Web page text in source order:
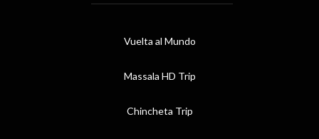
Vuelta al Mundo
Massala HD Trip
Chincheta Trip